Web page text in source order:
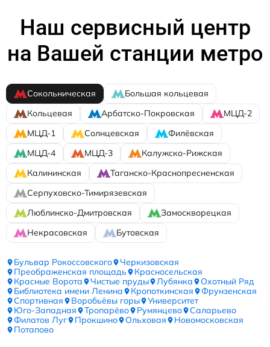
Наш сервисный центр
на Вашей станции метро
Сокольническая
Большая кольцевая
Кольцевая
Арбатско-Покровская
МЦД-2
МЦД-1
Солнцевская
Филёвская
МЦД-4
МЦД-3
Калужско-Рижская
Калининская
Таганско-Краснопресненская
Серпуховско-Тимирязевская
Люблинско-Дмитровская
Замоскворецкая
Некрасовская
Бутовская
Бульвар Рокоссовского
Черкизовская
Преображенская площадь
Красносельская
Красные Ворота
Чистые пруды Лубянка
Охотный Ряд
Библиотека имени Ленина
Кропоткинская
Фрунзенская
Спортивная
Воробьёвы горы
Университет
Юго-Западная
Тропарёво Румянцево
Саларьево
Филатов Луг
Прокшино Ольховая
Новомосковская
Потапово